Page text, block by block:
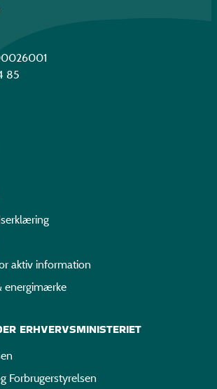
85
aktiv information
energimærke
ERHVERVSMINISTERIET
Forbrugerstyrelsen